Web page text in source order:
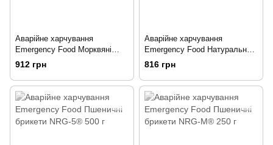
Аварійне харчування
Emergency Food Морквяні
кубики сушені 400 г
912 грн
Аварійне харчування
Emergency Food Натуральний
рис 500 г
816 грн